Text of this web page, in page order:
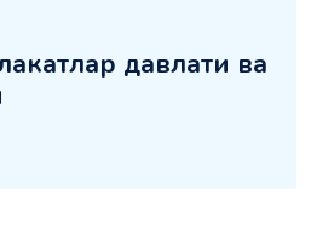
давлати ва